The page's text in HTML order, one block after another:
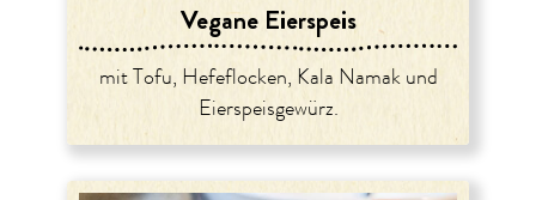
Vegane Eierspeis
mit Tofu, Hefeflocken, Kala Namak und
Eierspeisgewürz.